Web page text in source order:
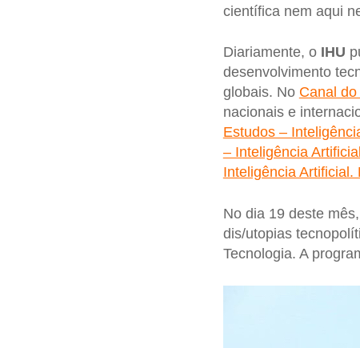
científica nem aqui
Diariamente, oIHU
desenvolvimento
globais. No Canal
nacionais e
Estudos –
– Inteligência
Inteligência
No dia 19 deste
dis/utopias
Tecnologia. A